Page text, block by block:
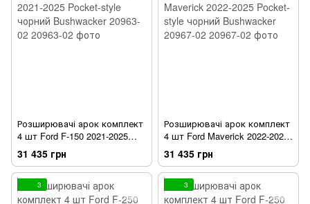
Розширювачі арок комплект
4 шт Ford F-150 2021-2025
Pocket-style чорний
Bushwacker 20963-02
31 435 грн
Розширювачі арок комплект
4 шт Ford Maverick 2022-2025
Pocket-style чорний
Bushwacker 20967-02
31 435 грн
3 3